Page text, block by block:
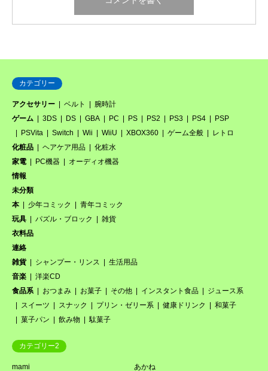
カテゴリー
アクセサリー ベルト
腕時計
ゲーム
3DS DS GBA PC PS PS2 PS3 PS4
PSP
PSVita
Switch Wii WiiU XBOX360 ゲーム全般
レトロ
化粧品
ヘアケア用品
化粧水
家電
PC機器
オーディオ機器
情報
未分類
本
少年コミック
青年コミック
玩具
パズル・ブロック
雑貨
衣料品
連絡
雑貨
シャンプー・リンス
生活用品
音楽
洋楽CD
食品系
おつまみ お菓子 その他 インスタント食品
ジュース系
スイーツ
スナック プリン・ゼリー系 健康ドリンク
和菓子
菓子パン
飲み物 駄菓子
カテゴリー2
mami あかね